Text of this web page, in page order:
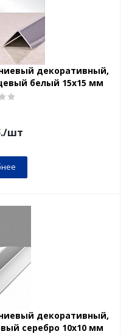
декоративный,
белый 15х15 мм
/шт
декоративный,
серебро 10х10 мм